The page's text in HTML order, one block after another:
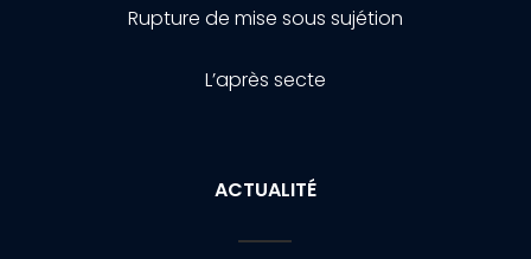
Rupture de mise sous sujétion
L’après secte
ACTUALITÉ